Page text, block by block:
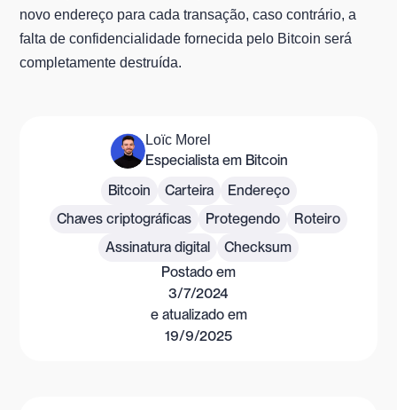
novo endereço para cada transação, caso contrário, a
falta de confidencialidade fornecida pelo Bitcoin será
completamente destruída.
Loïc Morel
Especialista em Bitcoin
Bitcoin
Carteira
Endereço
Chaves criptográficas
Protegendo
Roteiro
Assinatura digital
Checksum
Postado em
3/7/2024
e atualizado em
19/9/2025